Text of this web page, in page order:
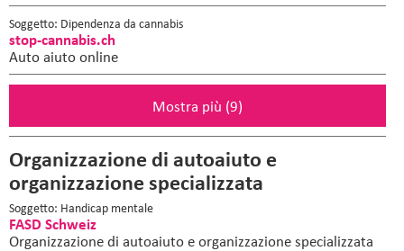
Soggetto: Dipendenza da cannabis
stop-cannabis.ch
Auto aiuto online
Mostra più (9)
Organizzazione di autoaiuto e
organizzazione specializzata
Soggetto: Handicap mentale
FASD Schweiz
Organizzazione di autoaiuto e organizzazione specializzata